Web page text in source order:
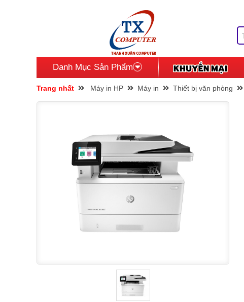
Danh Mục Sản Phẩm
Trang nhất Máy in HP Máy in Thiết bị văn phòng